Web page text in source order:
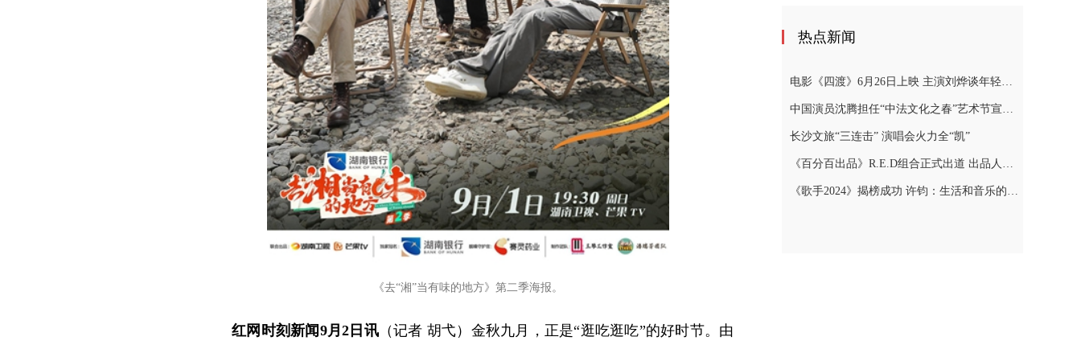
《去“湘”当有味的地方》第二季海报。
红网时刻新闻9月2日讯（记者 胡弋）金秋九月，正是“逛吃逛吃”的好时节。由
热点新闻
电影《四渡》6月26日上映 主演刘烨谈年轻人“躺平”
中国演员沈腾担任“中法文化之春”艺术节宣传大使
长沙文旅“三连击” 演唱会火力全“凯”
《百分百出品》R.E.D组合正式出道 出品人张艺兴泪洒现场
《歌手2024》揭榜成功 许钧：生活和音乐的本质就是真实